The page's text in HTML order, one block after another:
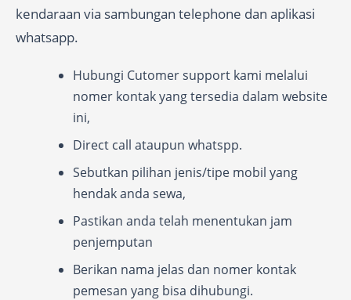
kendaraan via sambungan telephone dan aplikasi
whatsapp.
Hubungi Cutomer support kami melalui
nomer kontak yang tersedia dalam website
ini,
Direct call ataupun whatspp.
Sebutkan pilihan jenis/tipe mobil yang
hendak anda sewa,
Pastikan anda telah menentukan jam
penjemputan
Berikan nama jelas dan nomer kontak
pemesan yang bisa dihubungi.